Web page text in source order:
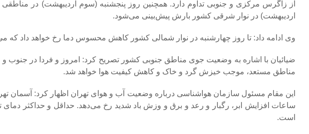
از زاگرس مرکزی و جنوبی تداوم دارد. همچنین روز پنجشنبه (سوم اردیبهشت) در
اردیبهشت) در نوار شرقی کشور بارش پیش‌بینی می‌شود.
وی ادامه داد: تا روز چهارشنبه در نوار شمالی کشور کاهش محسوس دما رخ خواهد داد که
ضیائیان با اشاره به وضعیت جوی مناطق جنوبی کشور تصریح کرد: امروز و فردا در
مناطق مستعد، موجب خیزش گرد و خاک و کاهش کیفیت هوا خواهد شد.
این مقام مسئول سازمان هواشناسی درباره وضعیت آب و هوای تهران اظهار کرد: آسمان
است.